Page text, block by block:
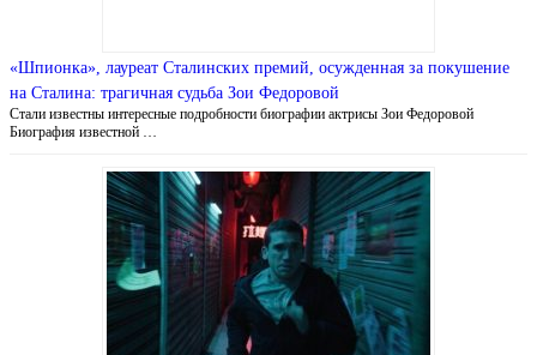
«Шпионка», лауреат Сталинских премий, осужденная за покушение
на Сталина: трагичная судьба Зои Федоровой
Стали известны интересные подробности биографии актрисы Зои Федоровой
Биография известной …